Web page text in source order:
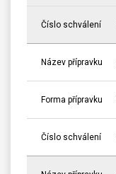
Číslo schválení
Název přípravku
Forma přípravku
Číslo schválení